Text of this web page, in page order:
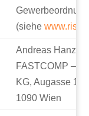
Gewerbeordnung
(siehe
Andreas Hanzl,
FASTCOMP –
KG, Augasse 11/
1090 Wien